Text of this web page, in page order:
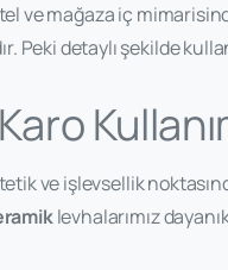
ve mağaza iç
Peki detaylı şekilde
ve işlevsellik
levhalarımız